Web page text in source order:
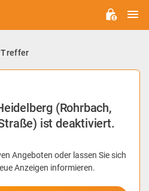
Treffer
(Rohrbach,
ist deaktiviert.
Angeboten oder lassen Sie sich
Anzeigen informieren.